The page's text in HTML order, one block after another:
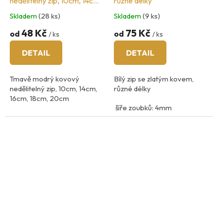
16cm, 18cm, 20cm
Skladem(28 ks)
od 48 Kč / ks
DETAIL
Tmavě modrý kovový
nedělitelný zip, 10cm, 14cm,
16cm, 18cm, 20cm
šíři zoubků 3mm
Skladem(9 ks)
od 75 Kč / ks
DETAIL
Bílý zip se zlatým kovem,
různé délky
šíře zoubků: 4mm